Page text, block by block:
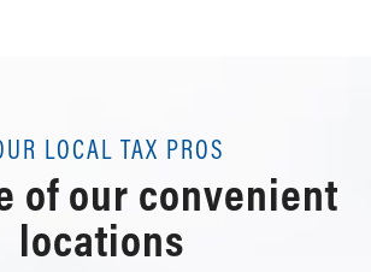
LOCAL TAX PROS
of our convenient
locations